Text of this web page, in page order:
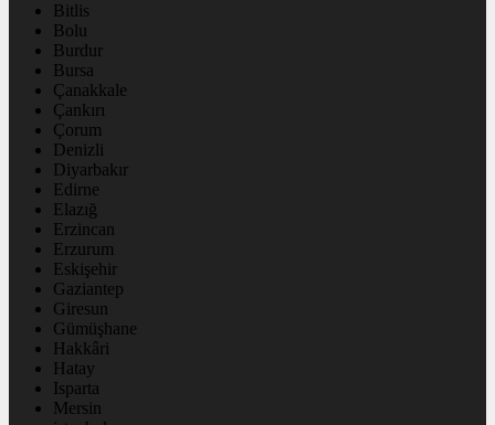
Bitlis
Bolu
Burdur
Bursa
Çanakkale
Çankırı
Çorum
Denizli
Diyarbakır
Edirne
Elazığ
Erzincan
Erzurum
Eskişehir
Gaziantep
Giresun
Gümüşhane
Hakkâri
Hatay
Isparta
Mersin